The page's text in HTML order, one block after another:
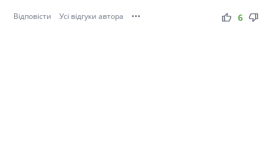
Відповісти Усі відгуки автора ••• thumb_up thumb_down
6